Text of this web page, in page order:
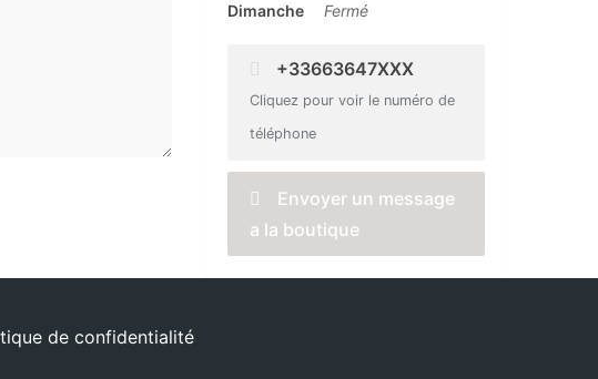
Dimanche
Fermé
+33663647XXX
Cliquez pour voir le numéro de
téléphone
Envoyer un message
a la boutique
de confidentialité